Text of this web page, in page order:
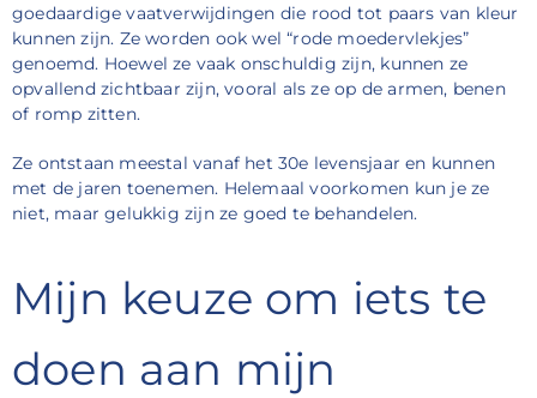
goedaardige vaatverwijdingen die rood tot paars van kleur
kunnen zijn. Ze worden ook wel “rode moedervlekjes”
genoemd. Hoewel ze vaak onschuldig zijn, kunnen ze
opvallend zichtbaar zijn, vooral als ze op de armen, benen
of romp zitten.
Ze ontstaan meestal vanaf het 30e levensjaar en kunnen
met de jaren toenemen. Helemaal voorkomen kun je ze
niet, maar gelukkig zijn ze goed te behandelen.
Mijn keuze om iets te
doen aan mijn